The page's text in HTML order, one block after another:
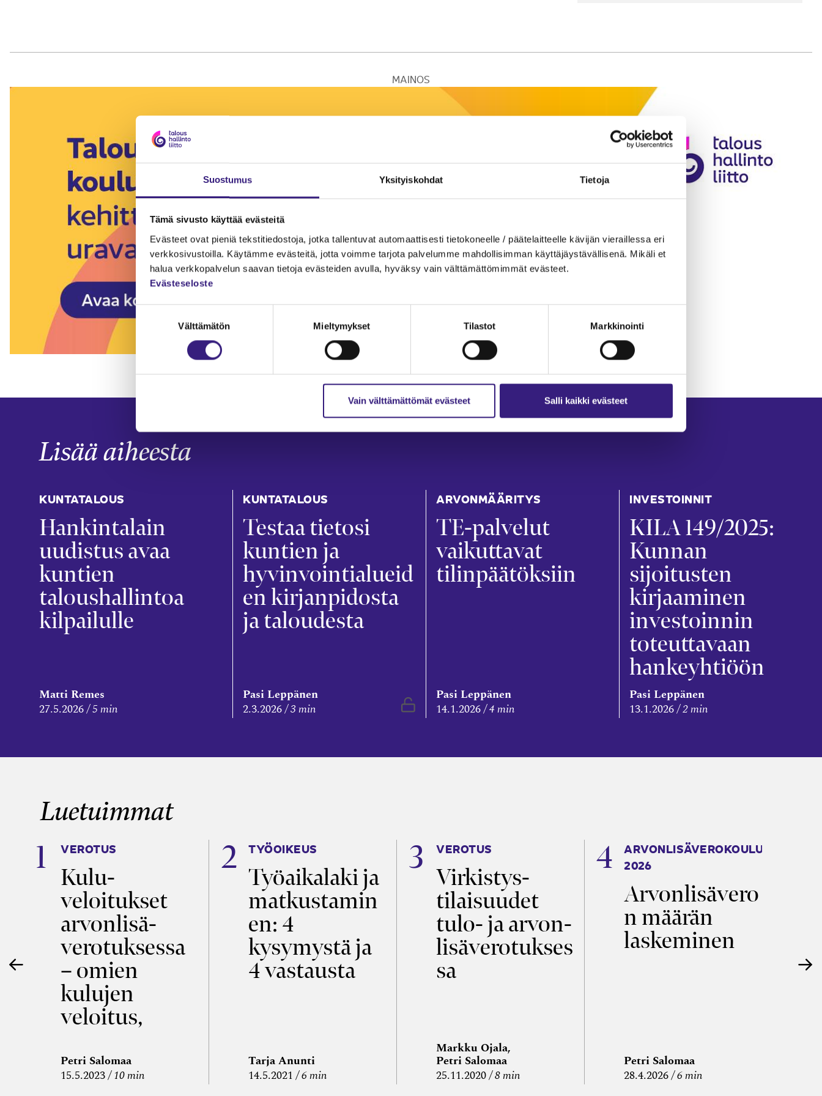
Suostumus Yksityiskohdat Tietoja
Tämä sivusto käyttää evästeitä
Evästeet ovat pieniä tekstitiedostoja, jotka tallentuvat automaattisesti tietokoneelle / päätelaitteelle kävijän vieraillessa eri
verkkosivustoilla. Käytämme evästeitä, jotta voimme tarjota palvelumme mahdollisimman käyttäjäystävällisenä. Mikäli et
halua verkkopalvelun saavan tietoja evästeiden avulla, hyväksy vain välttämättömimmät evästeet.
Evästeseloste
Välttämätön Mieltymykset Tilastot Markkinointi
Vain välttämättömät evästeet Salli kaikki evästeet
MAINOS
Lisää aiheesta
KUNTATALOUS
Hankintalain
uudistus avaa
kuntien
taloushallintoa
kilpailulle
Matti Remes
27.5.2026 5 min
KUNTATALOUS
Testaa tietosi
kuntien ja
hyvinvointialueid
en kirjanpidosta
ja taloudesta
Pasi Leppänen
2.3.2026 3 min Vapaasti luettavissa
ARVONMÄÄRITYS
TE-palvelut
vaikuttavat
tilinpäätöksiin
Pasi Leppänen
14.1.2026 4 min
INVESTOINNIT
KILA 149/2025:
Kunnan
sijoitusten
kirjaaminen
investoinnin
toteuttavaan
hankeyhtiöön
Pasi Leppänen
13.1.2026 2 min
Luetuimmat
VEROTUS
Kulu­
veloitukset
arvon­lisä­
verotuksessa
– omien
kulujen
veloitus,
edelleen­
veloitus ja
Petri Salomaa
15.5.2023 10 min
TYÖOIKEUS
Työaikalaki ja
matkustamin
en: 4
kysymystä ja
4 vastausta
Tarja Anunti
14.5.2021
6 min
VEROTUS
Virkistys­
tilaisuudet
tulo- ja arvon­
lisäverotukses
sa
Markku Ojala,
Petri Salomaa
25.11.2020 8 min
ARVONLISÄVEROKOULU
2026
Arvonlisävero
n määrän
laskeminen
Petri Salomaa
28.4.2026 6 min